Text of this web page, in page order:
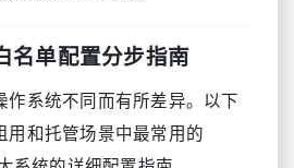
名单配置分步指南
作系统不同而有所差异。以下
用和托管场景中最常用的